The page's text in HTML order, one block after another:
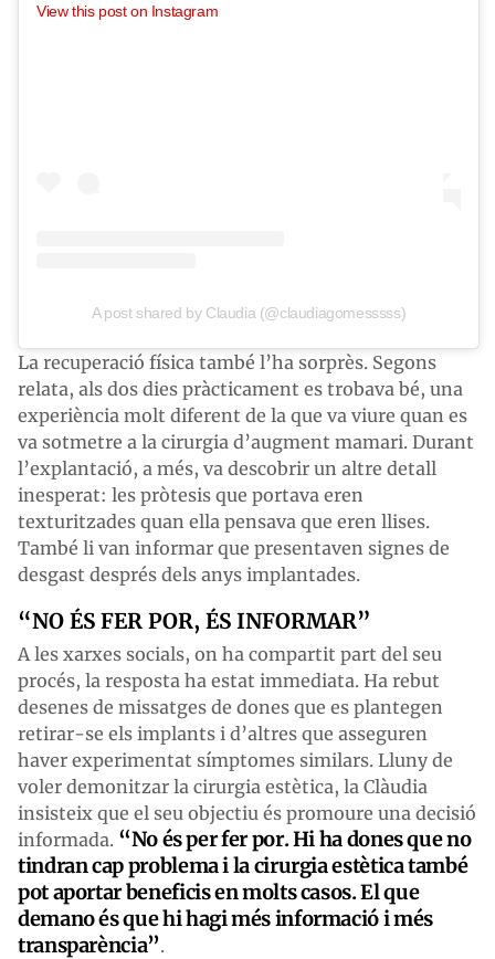
View this post on Instagram
A post shared by Claudia (@claudiagomesssss)
La recuperació física també l’ha sorprès. Segons
relata, als dos dies pràcticament es trobava bé, una
experiència molt diferent de la que va viure quan es
va sotmetre a la cirurgia d’augment mamari. Durant
l’explantació, a més, va descobrir un altre detall
inesperat: les pròtesis que portava eren
texturitzades quan ella pensava que eren llises.
També li van informar que presentaven signes de
desgast després dels anys implantades.
“NO ÉS FER POR, ÉS INFORMAR”
A les xarxes socials, on ha compartit part del seu
procés, la resposta ha estat immediata. Ha rebut
desenes de missatges de dones que es plantegen
retirar-se els implants i d’altres que asseguren
haver experimentat símptomes similars. Lluny de
voler demonitzar la cirurgia estètica, la Clàudia
insisteix que el seu objectiu és promoure una decisió
informada. “No és per fer por. Hi ha dones que no
tindran cap problema i la cirurgia estètica també
pot aportar beneficis en molts casos. El que
demano és que hi hagi més informació i més
transparència”.